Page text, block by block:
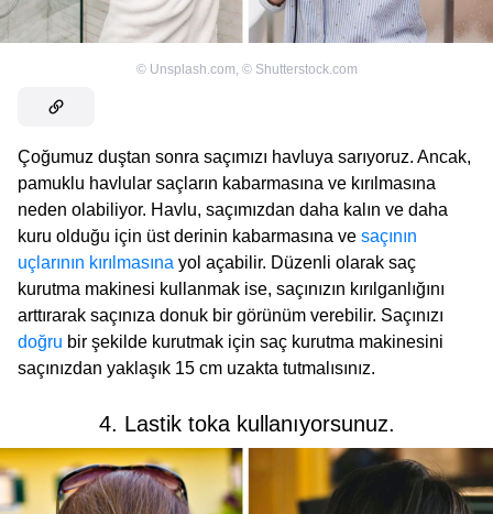
© Unsplash.com, © Shutterstock.com
Çoğumuz duştan sonra saçımızı havluya sarıyoruz. Ancak,
pamuklu havlular saçların kabarmasına ve kırılmasına
neden olabiliyor. Havlu, saçımızdan daha kalın ve daha
kuru olduğu için üst derinin kabarmasına ve saçının
uçlarının kırılmasına yol açabilir. Düzenli olarak saç
kurutma makinesi kullanmak ise, saçınızın kırılganlığını
arttırarak saçınıza donuk bir görünüm verebilir. Saçınızı
doğru bir şekilde kurutmak için saç kurutma makinesini
saçınızdan yaklaşık 15 cm uzakta tutmalısınız.
4. Lastik toka kullanıyorsunuz.